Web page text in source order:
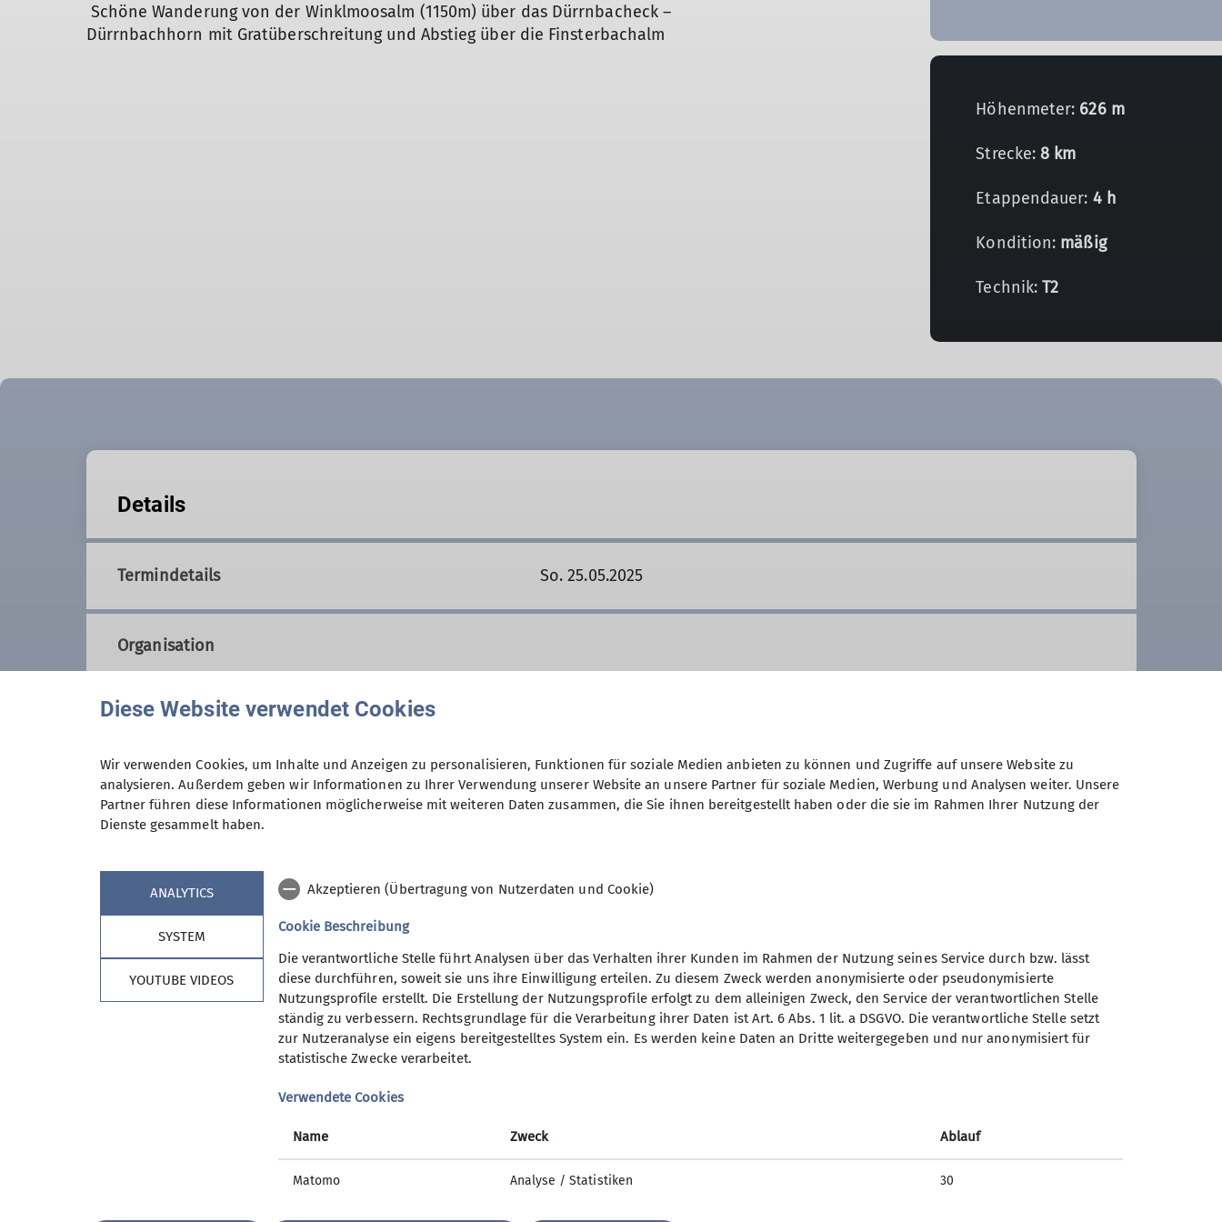
Schöne Wanderung von der Winklmoosalm (1150m) über das Dürrnbacheck –
Dürrnbachhorn mit Gratüberschreitung und Abstieg über die Finsterbachalm
Höhenmeter: 626 m
Strecke:8 km
Etappendauer: 4 h
Kondition: mäßig
Technik:T2
Details
Termindetails So. 25.05.2025
Organisation
Gerhard Becker
0151-21645098
Sektion Aktuelles
News
Veranstaltungen
Kurse
Sektion Rottal Neumarkt-St.
Veit des Deutschen
Alpenvereins e.V.
St. Veiter-Straße 37
Kontakt
Diese Website verwendet Cookies
Wir verwenden Cookies, um Inhalte und Anzeigen zu personalisieren, Funktionen für soziale Medien anbieten zu können und Zugriffe auf unsere Website zu
analysieren. Außerdem geben wir Informationen zu Ihrer Verwendung unserer Website an unsere Partner für soziale Medien, Werbung und Analysen weiter. Unsere
Partner führen diese Informationen möglicherweise mit weiteren Daten zusammen, die Sie ihnen bereitgestellt haben oder die sie im Rahmen Ihrer Nutzung der
Dienste gesammelt haben.
ANALYTICS
SYSTEM
YOUTUBE VIDEOS
Akzeptieren (Übertragung von Nutzerdaten und Cookie)
Cookie Beschreibung
Die verantwortliche Stelle führt Analysen über das Verhalten ihrer Kunden im Rahmen der Nutzung seines Service durch bzw. lässt
diese durchführen, soweit sie uns ihre Einwilligung erteilen. Zu diesem Zweck werden anonymisierte oder pseudonymisierte
Nutzungsprofile erstellt. Die Erstellung der Nutzungsprofile erfolgt zu dem alleinigen Zweck, den Service der verantwortlichen Stelle
ständig zu verbessern. Rechtsgrundlage für die Verarbeitung ihrer Daten ist Art. 6 Abs. 1 lit. a DSGVO. Die verantwortliche Stelle setzt
zur Nutzeranalyse ein eigens bereitgestelltes System ein. Es werden keine Daten an Dritte weitergegeben und nur anonymisiert für
statistische Zwecke verarbeitet.
Verwendete Cookies
Name Zweck Ablauf
Matomo Analyse / Statistiken 30